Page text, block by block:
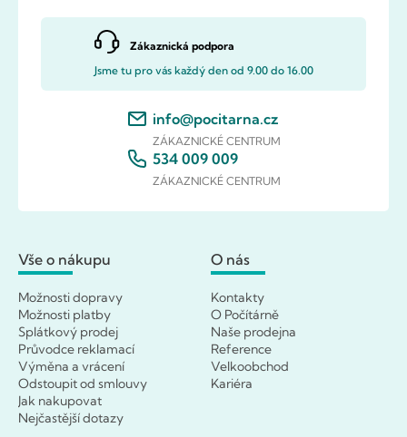
Zákaznická podpora
Jsme tu pro vás každý den od 9.00 do 16.00
info@pocitarna.cz
ZÁKAZNICKÉ CENTRUM
534 009 009
ZÁKAZNICKÉ CENTRUM
Vše o nákupu
Možnosti dopravy
Možnosti platby
Splátkový prodej
Průvodce reklamací
Výměna a vrácení
Odstoupit od smlouvy
Jak nakupovat
Nejčastější dotazy
O nás
Kontakty
O Počítárně
Naše prodejna
Reference
Velkoobchod
Kariéra